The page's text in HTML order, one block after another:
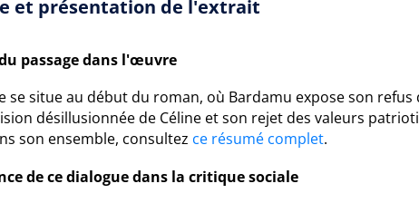
et présentation de l'extrait
passage dans l'œuvre
se situe au début du roman, où Bardamu expose son refus
désillusionnée de Céline et son rejet des valeurs
son ensemble, consultez ce résumé complet.
de ce dialogue dans la critique sociale